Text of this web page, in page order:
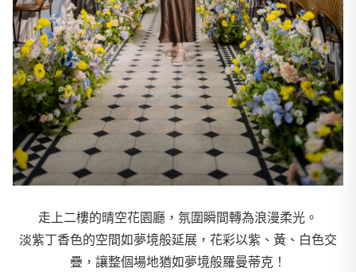
走上二樓的晴空花園廳，氛圍瞬間轉為浪漫柔光。
淡紫丁香色的空間如夢境般延展，花彩以紫、黃、白色交
疊，讓整個場地猶如夢境般羅曼蒂克！